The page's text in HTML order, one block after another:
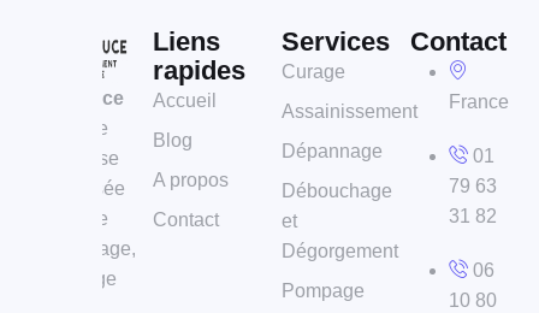
TS Soluce
est une
entreprise
spécialisée
dans le
débouchage,
le curage
Liens
rapides
Accueil
Blog
A propos
Contact
Services
Curage
Assainissement
Dépannage
Débouchage
et
Dégorgement
Pompage
Contact
France
01
79 63
31 82
06
10 80